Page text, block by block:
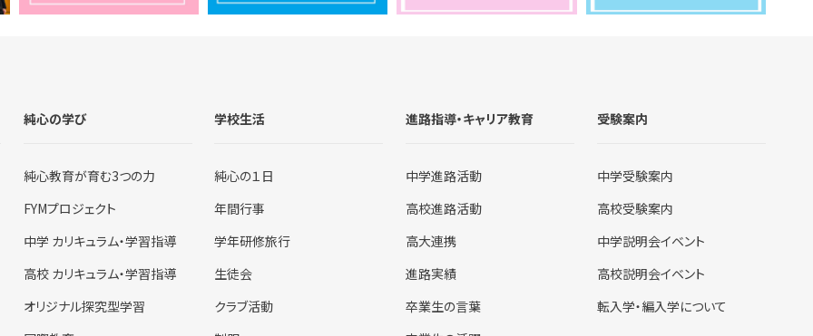
純心の学び
純心教育が育む3つの力
FYMプロジェクト
中学 カリキュラム・学習指導
高校 カリキュラム・学習指導
オリジナル探究型学習
学校生活
純心の１日
年間行事
学年研修旅行
生徒会
クラブ活動
進路指導・キャリア教育
中学進路活動
高校進路活動
高大連携
進路実績
卒業生の言葉
受験案内
中学受験案内
高校受験案内
中学説明会イベント
高校説明会イベント
転入学・編入学について